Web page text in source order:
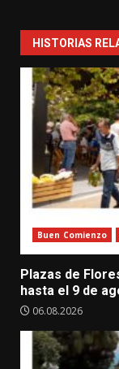
HISTORIAS
Buen Comienzo
Plazas de
hasta el 9 de
06.08.2026